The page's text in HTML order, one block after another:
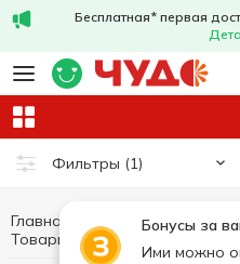
Бесплатная* первая
Фильтры (1)
Бонусы за
Ими можно
Главная
Товары без добавленного сахара